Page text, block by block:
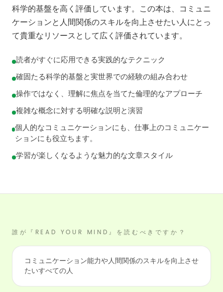
科学的基盤を高く評価しています。この本は、コミュニ
ケーションと人間関係のスキルを向上させたい人にとっ
て貴重なリソースとして広く評価されています。
読者がすぐに応用できる実践的なテクニック
確固たる科学的基盤と実世界での経験の組み合わせ
操作ではなく、理解に焦点を当てた倫理的なアプローチ
複雑な概念に対する明確な説明と演習
個人的なコミュニケーションにも、仕事上のコミュニケー
ションにも役立ちます。
学習が楽しくなるような魅力的な文章スタイル
誰が『READ YOUR MIND』を読むべきですか？
コミュニケーション能力や人間関係のスキルを向上させ
たいすべての人